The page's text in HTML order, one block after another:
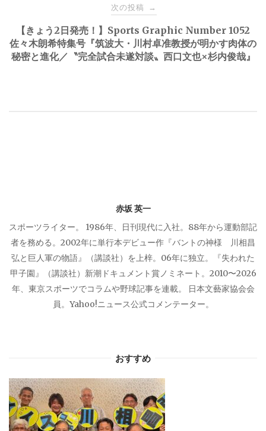
ビ
次の投稿 →
【きょう2日発売！】Sports Graphic Number 1052
佐々木朗希特集号『筑波大・川村卓准教授が明かす肉体の
秘密と進化／〝完全試合未遂対談〟西口文也×杉内俊哉』
赤坂 英一
スポーツライター。 1986年、日刊現代に入社。88年から運動部記
者を務める。2002年に単行本デビュー作『バントの神様 川相昌
弘と巨人軍の物語』（講談社）を上梓。06年に独立。『失われた
甲子園』（講談社）新潮ドキュメント賞ノミネート。2010〜2026
年、東京スポーツでコラムや野球記事を連載。 日本文藝家協会会
員。Yahoo!ニュース公式コメンテーター。
おすすめ